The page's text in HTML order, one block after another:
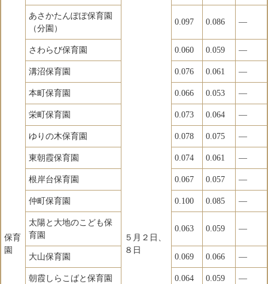
保育
園
５月２日、
８日
あさかたんぽぽ保育園
（分園）
0.097 0.086 ―
さわらび保育園 0.060 0.059 ―
溝沼保育園 0.076 0.061 ―
本町保育園 0.066 0.053 ―
栄町保育園 0.073 0.064 ―
ゆりの木保育園 0.078 0.075 ―
東朝霞保育園 0.074 0.061 ―
根岸台保育園 0.067 0.057 ―
仲町保育園 0.100 0.085 ―
太陽と大地のこども保
育園
0.063 0.059 ―
大山保育園 0.069 0.066 ―
朝霞しらこばと保育園 0.064 0.059 ―